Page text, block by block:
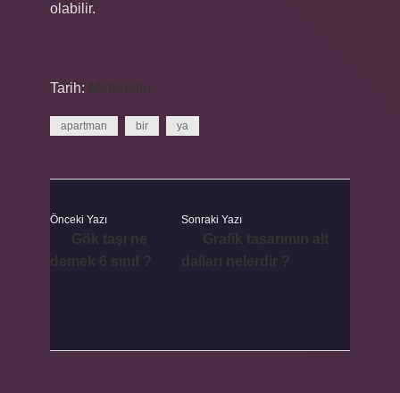
olabilir.
Tarih: Makaleler
apartman bir ya
Önceki Yazı Sonraki Yazı